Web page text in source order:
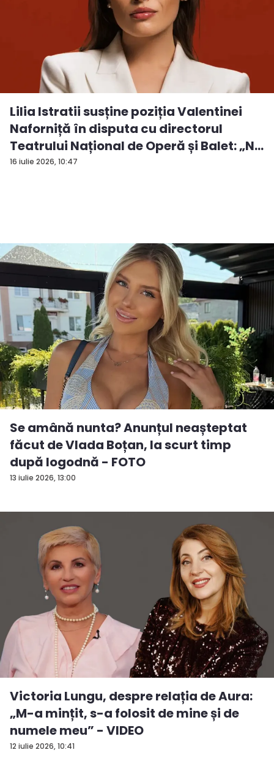
16 iulie 2026, 10:47
Lilia Istratii susține poziția Valentinei
Naforniță în disputa cu directorul
Teatrului Național de Operă și Balet: „N...
13 iulie 2026, 13:00
Se amână nunta? Anunțul neașteptat
făcut de Vlada Boțan, la scurt timp
după logodnă - FOTO
12 iulie 2026, 10:41
Victoria Lungu, despre relația de Aura:
„M-a mințit, s-a folosit de mine și de
numele meu” - VIDEO